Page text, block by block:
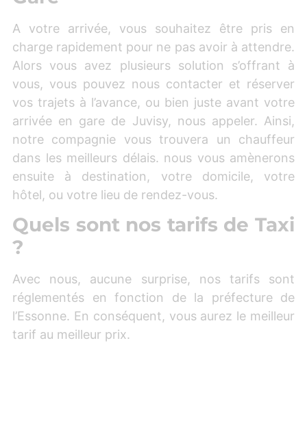
A votre arrivée, vous souhaitez être pris en
charge rapidement pour ne pas avoir à attendre.
Alors vous avez plusieurs solution s’offrant à
vous, vous pouvez nous contacter et réserver
vos trajets à l’avance, ou bien juste avant votre
arrivée en gare de Juvisy, nous appeler. Ainsi,
notre compagnie vous trouvera un chauffeur
dans les meilleurs délais. nous vous amènerons
ensuite à destination, votre domicile, votre
hôtel, ou votre lieu de rendez-vous.
Quels sont nos tarifs de Taxi
?
Avec nous, aucune surprise, nos tarifs sont
réglementés en fonction de la préfecture de
l’Essonne. En conséquent, vous aurez le meilleur
tarif au meilleur prix.